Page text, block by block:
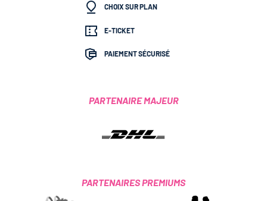
CHOIX SUR PLAN
E-TICKET
PAIEMENT SÉCURISÉ
PARTENAIRE MAJEUR
PARTENAIRES PREMIUMS